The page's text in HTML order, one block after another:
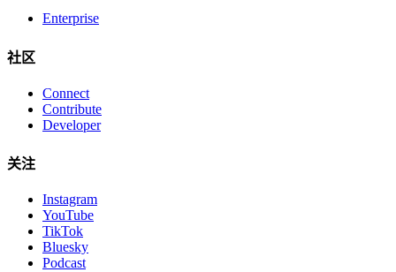
Enterprise
社区
Connect
Contribute
Developer
关注
Instagram
YouTube
TikTok
Bluesky
Podcast